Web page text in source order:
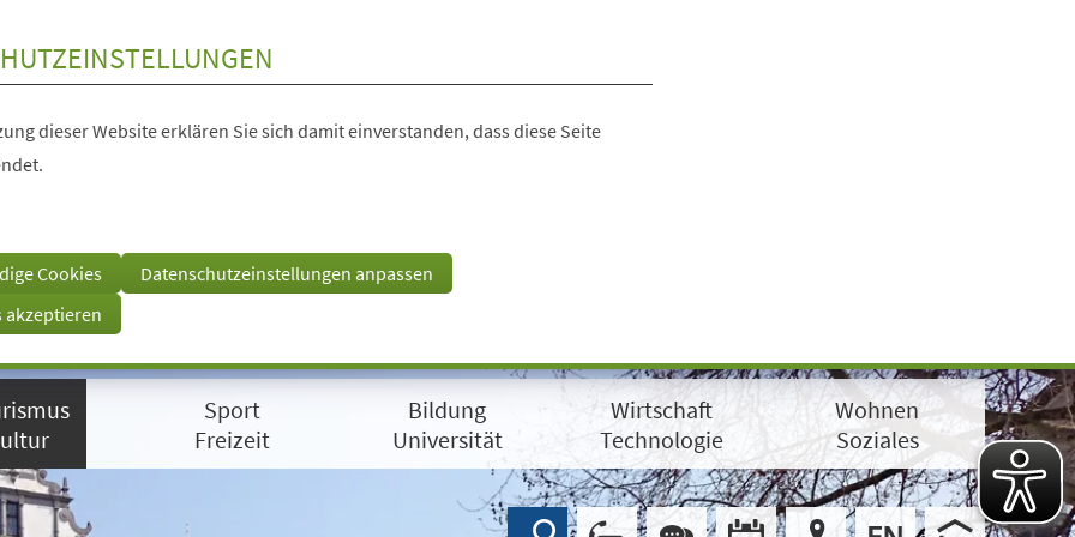
dieser Website erklären Sie sich damit einverstanden, dass diese Seite
Cookies
Datenschutzeinstellungen anpassen
akzeptieren
Sport
Freizeit
Bildung
Universität
Wirtschaft
Technologie
Wohnen
Soziales